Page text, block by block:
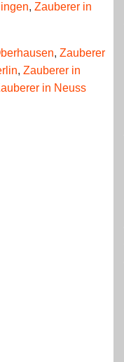
, Zauberer in
, Zauberer
, Zauberer in
in Neuss